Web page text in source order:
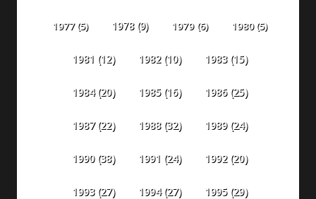
1977(5) 1978(9) 1979(6) 1980(5)
1981 (12) 1982(10) 1983(15)
1984(20) 1985(16) 1986(25)
1987(22) 1988(32) 1989(24)
1990(38) 1991 (24) 1992(20)
1993(27) 1994(27) 1995(29)